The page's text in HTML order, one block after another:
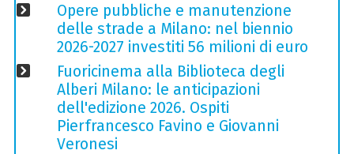
Opere pubbliche e manutenzione
delle strade a Milano: nel biennio
2026-2027 investiti 56 milioni di euro
Fuoricinema alla Biblioteca degli
Alberi Milano: le anticipazioni
dell'edizione 2026. Ospiti
Pierfrancesco Favino e Giovanni
Veronesi